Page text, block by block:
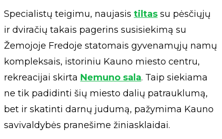
Specialistų teigimu, naujasis tiltas su pėsčiųjų
ir dviračių takais pagerins susisiekimą su
Žemojoje Fredoje statomais gyvenamųjų namų
kompleksais, istoriniu Kauno miesto centru,
rekreacijai skirta Nemuno sala. Taip siekiama
ne tik padidinti šių miesto dalių patrauklumą,
bet ir skatinti darnų judumą, pažymima Kauno
savivaldybės pranešime žiniasklaidai.